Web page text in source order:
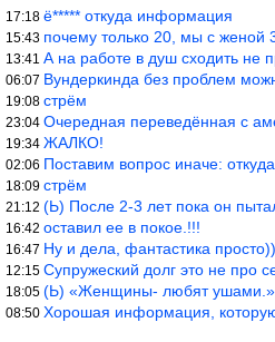
17:18 ё***** откуда информация
15:43 почему только 20, мы с женой 38,
13:41 А на работе в душ сходить не
06:07 Вундеркинда без проблем можно
19:08 стрём
23:04 Очередная переведённая с
19:34 ЖАЛКО!
02:06 Поставим вопрос иначе: откуда
18:09 стрём
21:12 (Ь) После 2-3 лет пока он
16:42 оставил ее в покое.!!!
16:47 Ну и дела, фантастика
12:15 Супружеский долг это не про секс,
18:05 (Ь) «Женщины- любят
08:50 Хорошая информация, которую